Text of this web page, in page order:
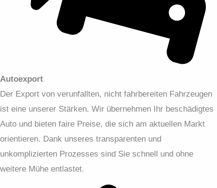
Autoexport
Der Export von verunfallten, nicht fahrbereiten Fahrzeugen
ist eine unserer Stärken. Wir übernehmen Ihr beschädigtes
Auto und bieten faire Preise, die sich am aktuellen Markt
orientieren. Dank unseres transparenten und
unkomplizierten Prozesses sind Sie schnell und ohne
weitere Mühe entlastet.